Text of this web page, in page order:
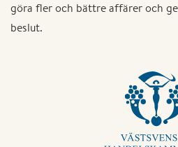
göra fler och bättre affärer och
beslut.